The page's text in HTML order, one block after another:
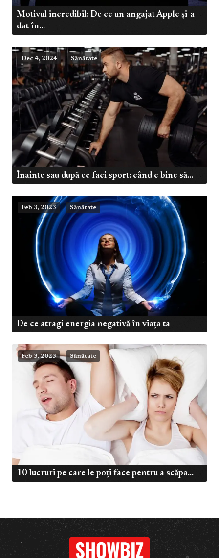
Motivul incredibil: De ce un angajat Apple și-a
dat în...
Dec 4, 2024 Sănătate
Înainte sau după ce faci sport: când e bine să...
Feb 3, 2023 Sănătate
De ce atragi energia negativă în viața ta
Feb 3, 2023 Sănătate
10 lucruri pe care le poți face pentru a scăpa...